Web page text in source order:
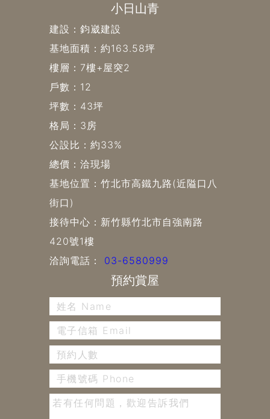
小日山青
建設：鈞崴建設
基地面積：約163.58坪
樓層：7樓+屋突2
戶數：12
坪數：43坪
格局：3房
公設比：約33%
總價：洽現場
基地位置：竹北市高鐵九路(近隘口八
街口)
接待中心：新竹縣竹北市自強南路
420號1樓
洽詢電話： 03-6580999
預約賞屋